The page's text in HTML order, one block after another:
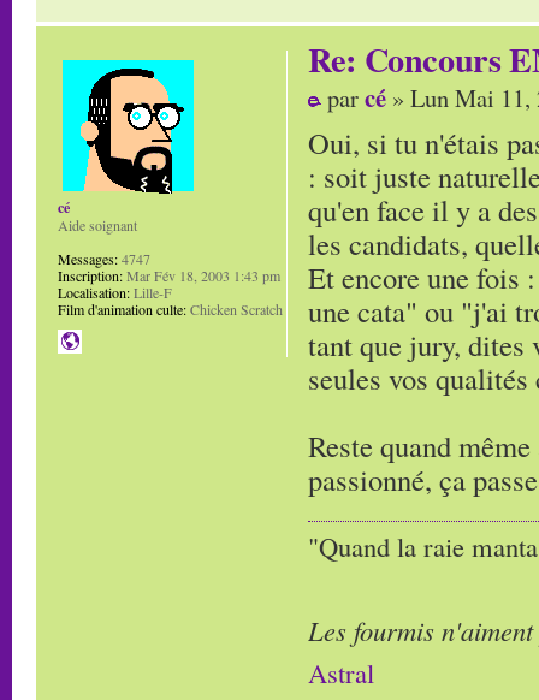
Re: Concours
parcé » Lun Mai 11,
Oui, si tu n'étais
: soit juste
qu'en face il y a
les candidats,
Et encore une fois
une cata" ou "j'ai
tant que jury, dites
seules vos
Reste quand
passionné, ça
"Quand la raie
Les fourmis
Astral
cé
Aide soignant
Messages:4747
Inscription:Mar Fév 18, 2003 1:43 pm
Localisation:Lille-F
Film d'animation culte:Chicken Scratch